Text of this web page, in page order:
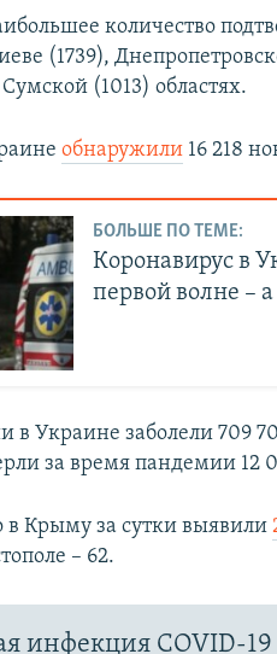
количество
(1739),
(1013) областях.
обнаружили 16 218
БОЛЬШЕ ПО ТЕМЕ:
Коронавирус в
первой волне –
в Украине заболели 709
за время пандемии 12
в Крыму за сутки выявили
– 62.
инфекция COVID-19